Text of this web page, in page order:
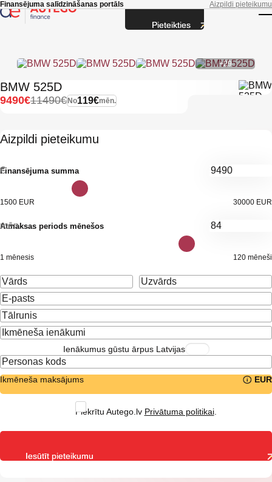
Skip to main content
Finansējuma salīdzināšanas portāls Aizpildi pieteikumu
+29
BMW 525D
No119€mēn.
11490€
9490€
Aizpildi pieteikumu
Finansējuma summa
€
1500 EUR 30000 EUR
Atmaksas periods mēnešos
mēn.
1 mēnesis 120 mēneši
Ienākumus gūstu ārpus Latvijas
Ikmēneša maksājums EUR
Piekrītu Autego.lv Privātuma politikai.